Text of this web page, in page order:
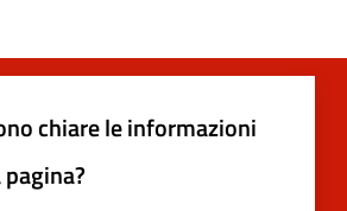
chiare le informazioni